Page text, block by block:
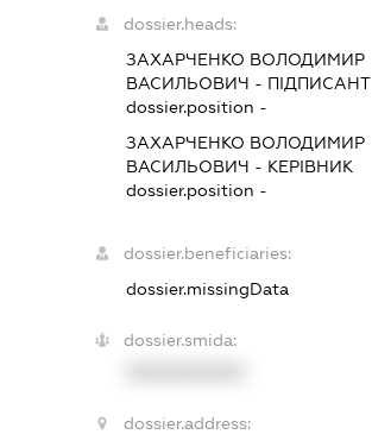
dossier.heads:
ЗАХАРЧЕНКО ВОЛОДИМИР
ВАСИЛЬОВИЧ - ПІДПИСАНТ
dossier.position -
ЗАХАРЧЕНКО ВОЛОДИМИР
ВАСИЛЬОВИЧ - КЕРІВНИК
dossier.position -
dossier.beneficiaries:
dossier.missingData
dossier.smida:
dossier.address: